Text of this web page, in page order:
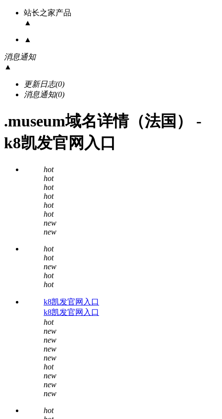
站长之家产品
▲
▲
消息通知
▲
更新日志(0)
消息通知(0)
.museum域名详情（法国） -
k8凯发官网入口
hot
hot
hot
hot
hot
hot
new
new
hot
hot
new
hot
hot
k8凯发官网入口
k8凯发官网入口
hot
new
new
new
new
hot
new
new
new
hot